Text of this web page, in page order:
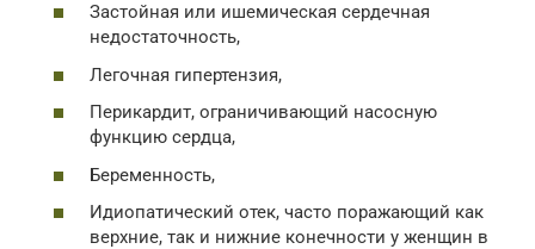
Застойная или ишемическая сердечная
недостаточность,
Легочная гипертензия,
Перикардит, ограничивающий насосную
функцию сердца,
Беременность,
Идиопатический отек, часто поражающий как
верхние, так и нижние конечности у женщин в